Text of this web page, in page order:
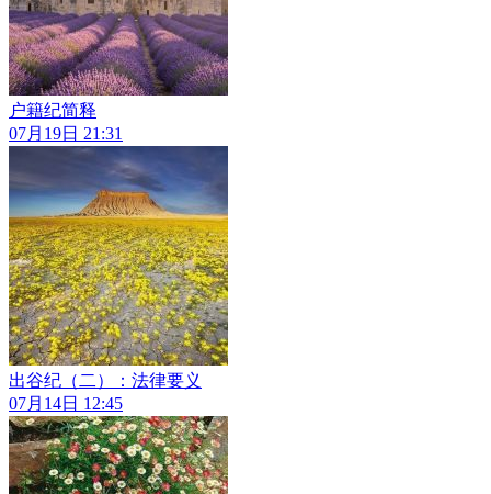
户籍纪简释
07月19日 21:31
出谷纪（二）：法律要义
07月14日 12:45